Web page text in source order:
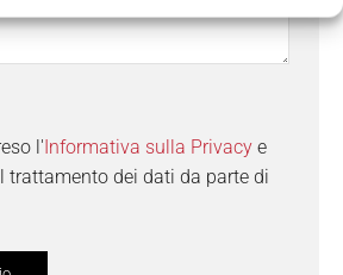
l'Informativa sulla Privacy e
trattamento dei dati da parte di